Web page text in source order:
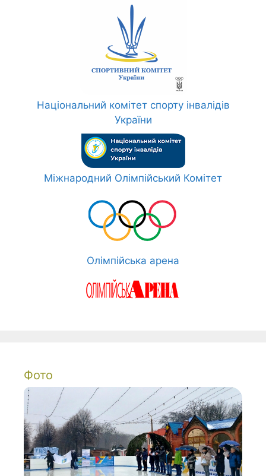
Національний комітет спорту інвалідів
України
Міжнародний Олімпійський Комітет
Олімпійська арена
Фото